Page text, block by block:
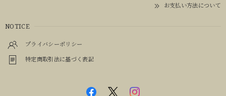
お支払い方法について
NOTICE
プライバシーポリシー
特定商取引法に基づく表記